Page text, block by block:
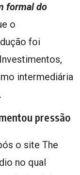
formal do
o
foi
intermediária
pressão
o site The
no qual